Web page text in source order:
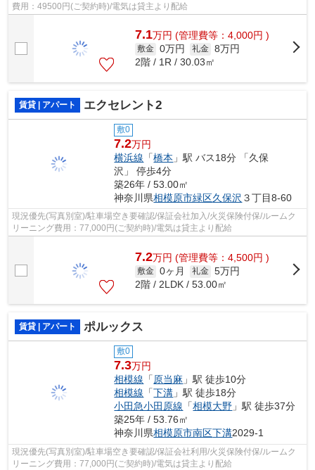
費用：49500円(ご契約時)/電気は貸主より配給
7.1万円 (管理費等：4,000円 )
敷金 0万円 礼金 8万円
2階 / 1R / 30.03㎡
賃貸 | アパート エクセレント2
敷0
7.2万円
横浜線 「橋本 」駅 バス18分 「久保
沢」 停歩4分
築26年 / 53.00㎡
神奈川県相模原市緑区久保沢 ３丁目8-60
現況優先(写真別室)/駐車場空き要確認/保証会社加入/火災保険付保/ルームク
リーニング費用：77,000円(ご契約時)/電気は貸主より配給
7.2万円 (管理費等：4,500円 )
敷金 0ヶ月 礼金 5万円
2階 / 2LDK / 53.00㎡
賃貸 | アパート ポルックス
敷0
7.3万円
相模線 「原当麻 」駅 徒歩10分
相模線 「下溝 」駅 徒歩18分
小田急小田原線 「相模大野 」駅 徒歩37分
築25年 / 53.76㎡
神奈川県相模原市南区下溝2029-1
現況優先(写真別室)/駐車場空き要確認/保証会社利用/火災保険付保/ルームク
リーニング費用：77,000円(ご契約時)/電気は貸主より配給